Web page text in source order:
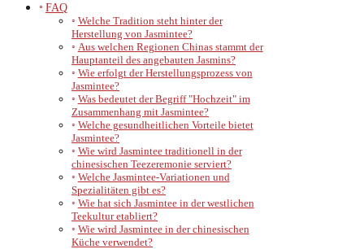
FAQ
Welche Tradition steht hinter der
Herstellung von Jasmintee?
Aus welchen Regionen Chinas stammt der
Hauptanteil des angebauten Jasmins?
Wie erfolgt der Herstellungsprozess von
Jasmintee?
Was bedeutet der Begriff "Hochzeit" im
Zusammenhang mit Jasmintee?
Welche gesundheitlichen Vorteile bietet
Jasmintee?
Wie wird Jasmintee traditionell in der
chinesischen Teezeremonie serviert?
Welche Jasmintee-Variationen und
Spezialitäten gibt es?
Wie hat sich Jasmintee in der westlichen
Teekultur etabliert?
Wie wird Jasmintee in der chinesischen
Küche verwendet?